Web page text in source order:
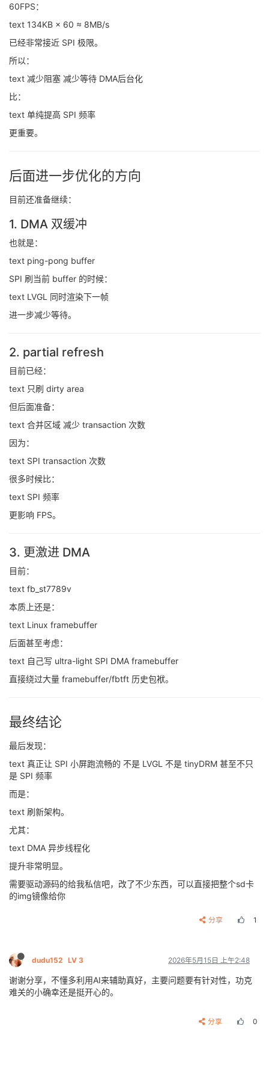
60FPS：
text 134KB × 60 ≈ 8MB/s
已经非常接近 SPI 极限。
所以：
text 减少阻塞 减少等待 DMA后台化
比：
text 单纯提高 SPI 频率
更重要。
后面进一步优化的方向
目前还准备继续：
1. DMA 双缓冲
也就是：
text ping-pong buffer
SPI 刷当前 buffer 的时候：
text LVGL 同时渲染下一帧
进一步减少等待。
2. partial refresh
目前已经：
text 只刷 dirty area
但后面准备：
text 合并区域 减少 transaction 次数
因为：
text SPI transaction 次数
很多时候比：
text SPI 频率
更影响 FPS。
3. 更激进 DMA
目前：
text fb_st7789v
本质上还是：
text Linux framebuffer
后面甚至考虑：
text 自己写 ultra-light SPI DMA framebuffer
直接绕过大量 framebuffer/fbtft 历史包袱。
最终结论
最后发现：
text 真正让 SPI 小屏跑流畅的 不是 LVGL 不是 tinyDRM 甚至不只
是 SPI 频率
而是：
text 刷新架构。
尤其：
text DMA 异步线程化
提升非常明显。
需要驱动源码的给我私信吧，改了不少东西，可以直接把整个sd卡
的img镜像给你
分享 1
dudu152 LV 3 2026年5月15日 上午2:48
谢谢分享，不懂多利用AI来辅助真好，主要问题要有针对性，功克
难关的小确幸还是挺开心的。
分享 0